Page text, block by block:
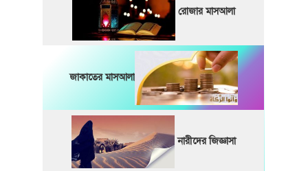
রোজার মাসআলা
জাকাতের মাসআলা
নারীদের জিজ্ঞাসা